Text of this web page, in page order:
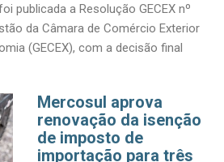
publicada a Resolução GECEX nº
da Câmara de Comércio Exterior
(GECEX), com a decisão final
Mercosul aprova
renovação da isenção
de imposto de
importação para três